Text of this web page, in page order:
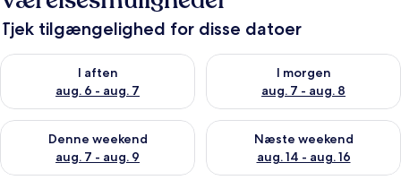
Tjek tilgængelighed for disse datoer
I aften
aug. 6 - aug. 7
Tjek tilgængelighed for i aften aug. 6 - aug. 7
I morgen
aug. 7 - aug. 8
Tjek tilgængelighed for i
Denne weekend
aug. 7 - aug. 9
Tjek tilgængelighed for denne weekend aug. 7 - aug. 9
Næste weekend
aug. 14 - aug. 16
Tjek tilgængelighed for næste